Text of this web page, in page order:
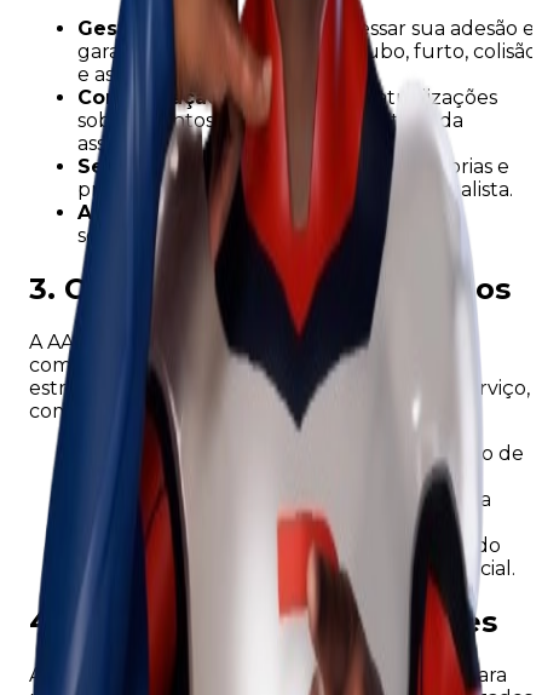
Gestão de Benefícios:
Processar sua adesão e
garantir a cobertura contra roubo, furto, colisão
e assistência 24h.
Comunicação:Enviar boletos, atualizações
sobre eventos/sinistros e informativos da
associação.
Segurança e Prevenção:
Realizar vistorias e
prevenir fraudes contra o sistema mutualista.
Atendimento: Responder a dúvidas e
solicitações via canais de suporte.
3. Compartilhamento de dados
A AAPV não vende seus dados pessoais. O
compartilhamento ocorre apenas quando
estritamente necessário para a execução do serviço,
como:
Empresas de Assistência 24h:
Para envio de
guinchos ou socorro mecânico.
Oficinas e Parceiros Credenciados:
Para
realização de reparos no veículo.
Órgãos Reguladores e Judiciais:Quando
houver obrigação legal ou requisição judicial.
4. Segurança das informações
Adotamos medidas técnicas e administrativas para